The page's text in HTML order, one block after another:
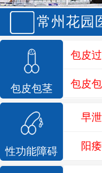
常州花园
包皮包茎
包皮
包皮
性功能障碍
早泄
阳痿